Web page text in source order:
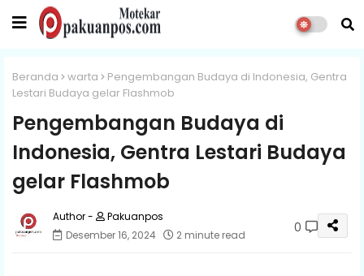
Beranda warta
Pengembangan Budaya di Indonesia, Gentra
Lestari Budaya gelar Flashmob
Pengembangan Budaya di
Indonesia, Gentra Lestari Budaya
gelar Flashmob
Pakuanpos
Desember 16, 2024
2 minute read 0